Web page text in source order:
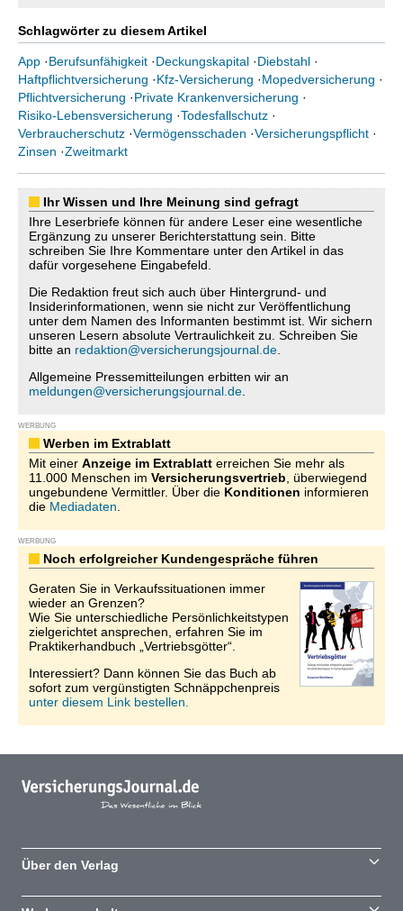
Schlagwörter zu diesem Artikel
App ·Berufsunfähigkeit ·Deckungskapital ·Diebstahl ·
Haftpflichtversicherung ·Kfz-Versicherung ·Mopedversicherung ·
Pflichtversicherung ·Private Krankenversicherung ·
Risiko-Lebensversicherung ·Todesfallschutz ·
Verbraucherschutz ·Vermögensschaden ·Versicherungspflicht ·
Zinsen ·Zweitmarkt
Ihr Wissen und Ihre Meinung sind gefragt
Ihre Leserbriefe können für andere Leser eine wesentliche
Ergänzung zu unserer Berichterstattung sein. Bitte
schreiben Sie Ihre Kommentare unter den Artikel in das
dafür vorgesehene Eingabefeld.
Die Redaktion freut sich auch über Hintergrund- und
Insiderinformationen, wenn sie nicht zur Veröffentlichung
unter dem Namen des Informanten bestimmt ist. Wir sichern
unseren Lesern absolute Vertraulichkeit zu. Schreiben Sie
bitte an redaktion@versicherungsjournal.de
Allgemeine Pressemitteilungen erbitten wir an
meldungen@versicherungsjournal.de
WERBUNG
Werben im Extrablatt
Mit einer Anzeige im Extrablatt erreichen Sie mehr als
11.000 Menschen im Versicherungsvertrieb , überwiegend
ungebundene Vermittler. Über die Konditionen informieren
die Mediadaten
WERBUNG
Noch erfolgreicher Kundengespräche führen
Geraten Sie in Verkaufssituationen immer
wieder an Grenzen?
Wie Sie unterschiedliche Persönlichkeitstypen
zielgerichtet ansprechen, erfahren Sie im
Praktikerhandbuch „Vertriebsgötter“.
Interessiert? Dann können Sie das Buch ab
sofort zum vergünstigten Schnäppchenpreis
unter diesem Link bestellen.
Über den Verlag